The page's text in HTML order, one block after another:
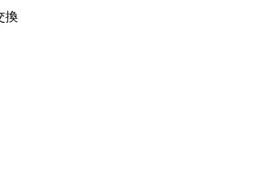
換